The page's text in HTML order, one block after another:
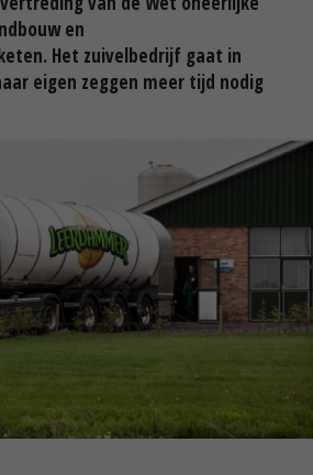
en
Het zuivelbedrijf gaat in
eigen zeggen meer tijd nodig